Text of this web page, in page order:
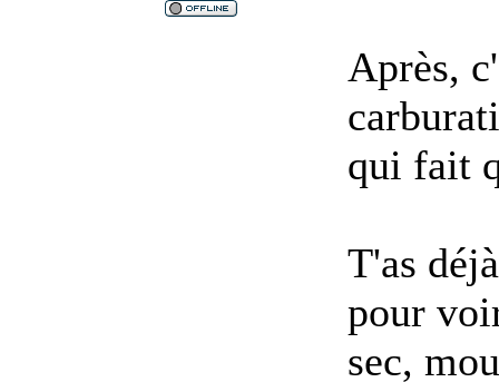
Après,
qui fait
T'as
pour
sec,